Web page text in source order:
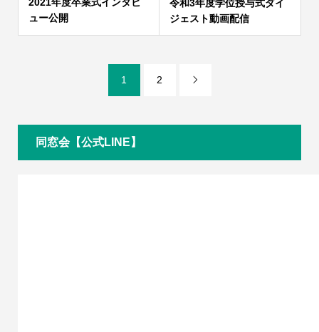
ュー公開
令和3年度学位授与式ダイ
ジェスト動画配信
1 2 
同窓会【公式LINE】